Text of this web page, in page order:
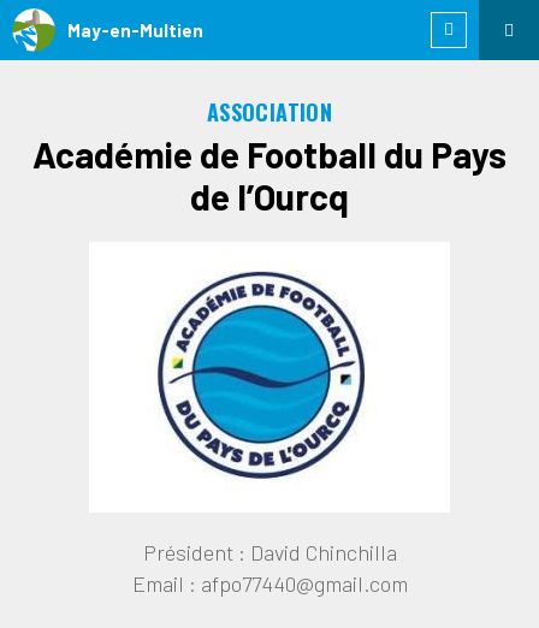
May-en-Multien
ASSOCIATION
Académie de Football du Pays
de l’Ourcq
Président : David Chinchilla
Email : afpo77440@gmail.com